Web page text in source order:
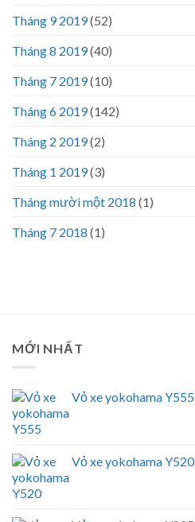
Tháng 9 2019(52)
Tháng 8 2019(40)
Tháng 7 2019(10)
Tháng 6 2019(142)
Tháng 2 2019(2)
Tháng 1 2019(3)
Tháng mười một 2018 (1)
Tháng 7 2018 (1)
MỚI NHẤT
Vỏ xe yokohama Y555
Vỏ xe yokohama Y520